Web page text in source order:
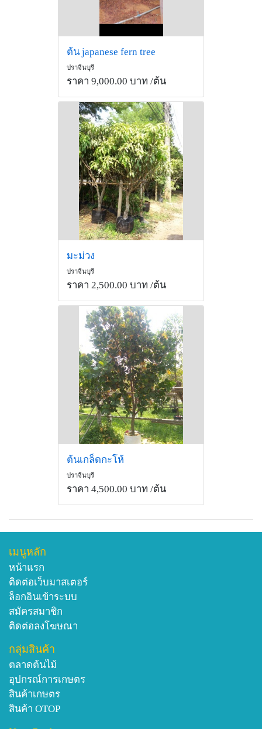
ต้น japanese fern tree
ปราจีนบุรี
ราคา 9,000.00 บาท /ต้น
มะม่วง
ปราจีนบุรี
ราคา 2,500.00 บาท /ต้น
ต้นเกล็ดกะโห้
ปราจีนบุรี
ราคา 4,500.00 บาท /ต้น
เมนูหลัก
หน้าแรก
ติดต่อเว็บมาสเตอร์
ล็อกอินเข้าระบบ
สมัครสมาชิก
ติดต่อลงโฆษณา
กลุ่มสินค้า
ตลาดต้นไม้
อุปกรณ์การเกษตร
สินค้าเกษตร
สินค้า OTOP